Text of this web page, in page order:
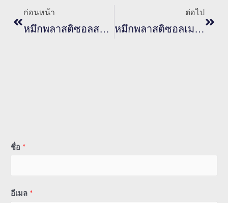
ก่อนหน้า
หมึกพลาสติซอลสะท้อนแสงมีส่วนประกอบอะไร?
ต่อไป
หมึกพลาสติซอลเมทัลลิกสีโรสโกลด์มีองค์ประกอบที่เป็นเอกลักษณ์อย่างไร?
ชื่อ *
อีเมล *